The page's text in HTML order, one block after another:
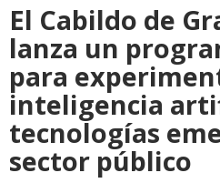
El Cabildo de
lanza un
para
inteligencia
tecnologías
sector público